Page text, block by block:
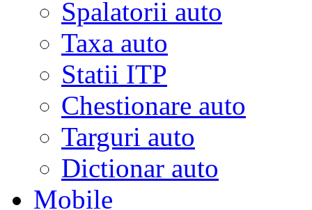
Spalatorii auto
Taxa auto
Statii ITP
Chestionare auto
Targuri auto
Dictionar auto
Mobile